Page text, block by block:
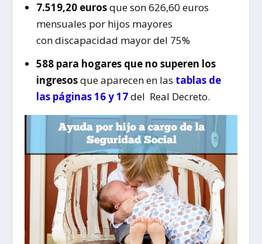
7.519,20 eurosque son 626,60 euros
mensuales por hijos mayores
con discapacidad mayor del 75%
588 para hogares que no superen los
ingresosque aparecen en las tablas de
las páginas 16 y 17del Real Decreto.